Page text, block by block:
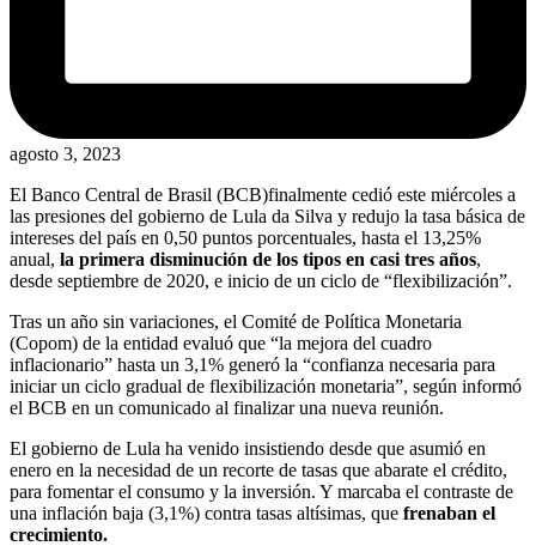
agosto 3, 2023
El Banco Central de Brasil (BCB)finalmente cedió este miércoles a
las presiones del gobierno de Lula da Silva y redujo la tasa básica de
intereses del país en 0,50 puntos porcentuales, hasta el 13,25%
anual, la primera disminución de los tipos en casi tres años,
desde septiembre de 2020, e inicio de un ciclo de “flexibilización”.
Tras un año sin variaciones, el Comité de Política Monetaria
(Copom) de la entidad evaluó que “la mejora del cuadro
inflacionario” hasta un 3,1% generó la “confianza necesaria para
iniciar un ciclo gradual de flexibilización monetaria”, según informó
el BCB en un comunicado al finalizar una nueva reunión.
El gobierno de Lula ha venido insistiendo desde que asumió en
enero en la necesidad de un recorte de tasas que abarate el crédito,
para fomentar el consumo y la inversión. Y marcaba el contraste de
una inflación baja (3,1%) contra tasas altísimas, que frenaban el
crecimiento.